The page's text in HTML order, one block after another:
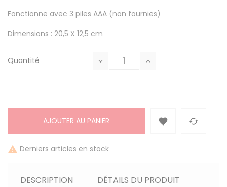
Fonctionne avec 3 piles AAA (non fournies)
Dimensions : 20,5 X 12,5 cm
Quantité
AJOUTER AU PANIER  
 Derniers articles en stock
DESCRIPTION DÉTAILS DU PRODUIT